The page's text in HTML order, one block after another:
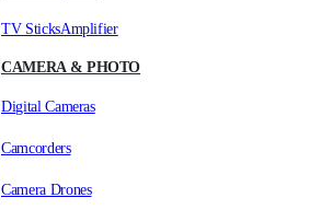
TV SticksAmplifier
CAMERA & PHOTO
Digital Cameras
Camcorders
Camera Drones